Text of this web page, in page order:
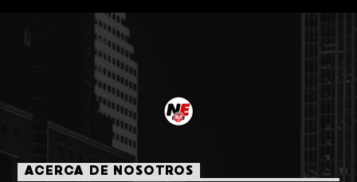
ACERCA DE NOSOTROS